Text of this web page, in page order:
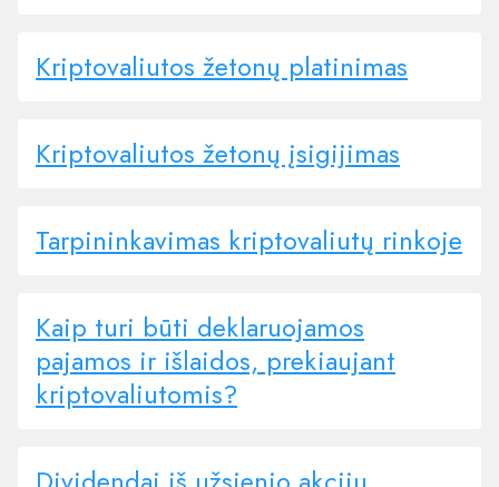
Kriptovaliutos žetonų platinimas
Kriptovaliutos žetonų įsigijimas
Tarpininkavimas kriptovaliutų rinkoje
Kaip turi būti deklaruojamos
pajamos ir išlaidos, prekiaujant
kriptovaliutomis?